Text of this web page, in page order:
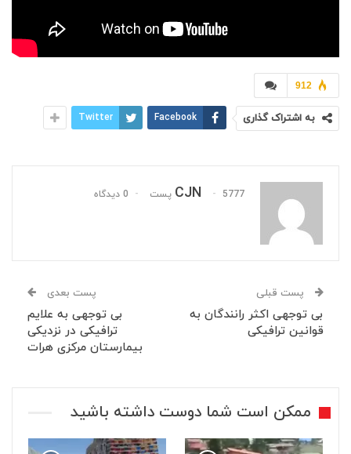
912
به اشتراک گذاری Facebook
Twitter
CJN 5777 پست 0 دیدگاه
پست قبلی
بی توجهی اکثر رانندگان به
قوانین ترافیکی
پست بعدی
بی توجهی به علایم
ترافیکی در نزدیکی
بیمارستان مرکزی هرات
ممکن است شما دوست داشته باشید